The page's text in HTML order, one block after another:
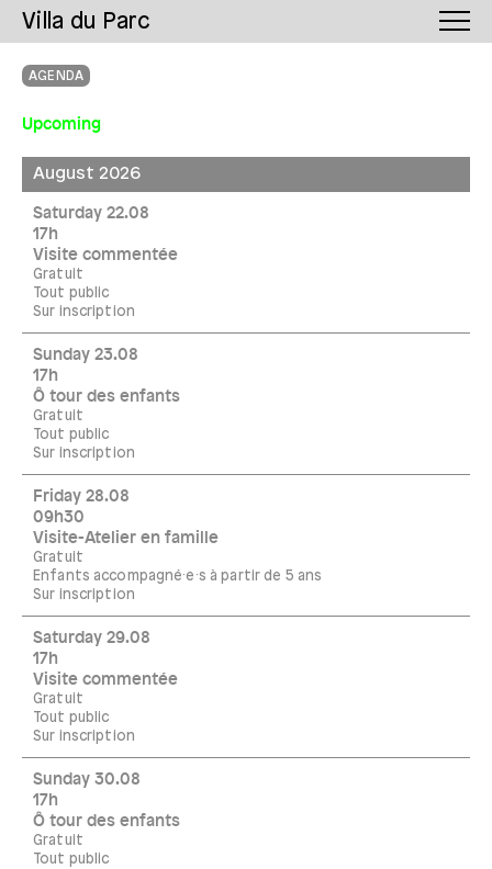
Villa du Parc
AGENDA
Upcoming
August 2026
Saturday 22.08
17h
Visite commentée
Gratuit
Tout public
Sur inscription
Sunday 23.08
17h
Ô tour des enfants
Gratuit
Tout public
Sur inscription
Friday 28.08
09h30
Visite-Atelier en famille
Gratuit
Enfants accompagné·e·s à partir de 5 ans
Sur inscription
Saturday 29.08
17h
Visite commentée
Gratuit
Tout public
Sur inscription
Sunday 30.08
17h
Ô tour des enfants
Gratuit
Tout public